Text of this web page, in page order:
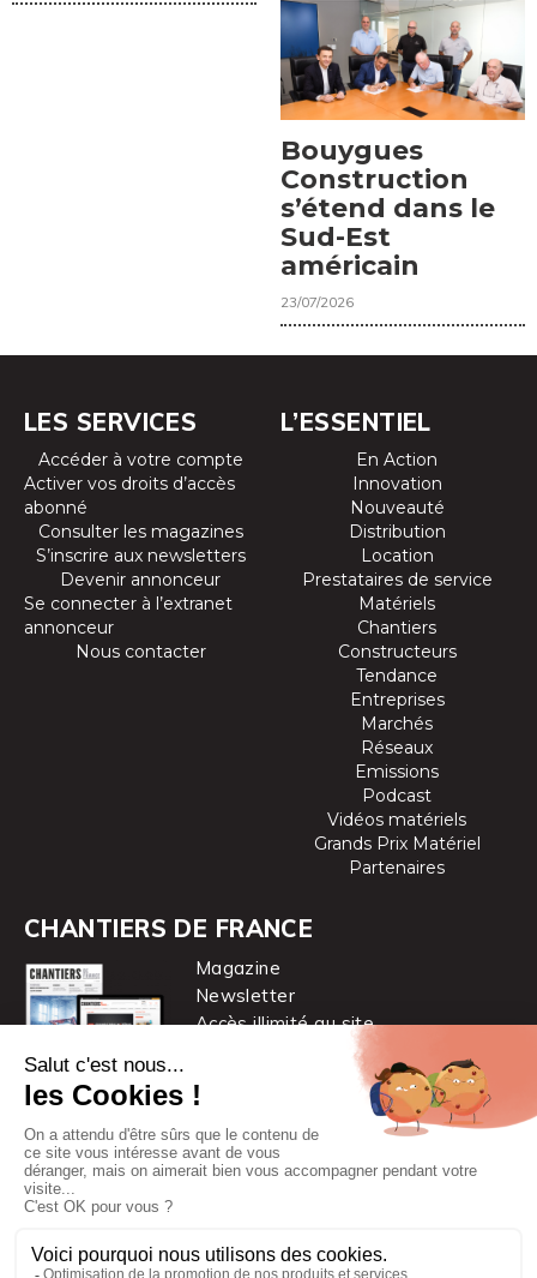
Bouygues
Construction
s’étend dans le
Sud-Est
américain
23/07/2026
LES SERVICES
Accéder à votre compte
Activer vos droits d’accès
abonné
Consulter les magazines
S’inscrire aux newsletters
Devenir annonceur
Se connecter à l’extranet
annonceur
Nous contacter
L’ESSENTIEL
En Action
Innovation
Nouveauté
Distribution
Location
Prestataires de service
Matériels
Chantiers
Constructeurs
Tendance
Entreprises
Marchés
Réseaux
Emissions
Podcast
Vidéos matériels
Grands Prix Matériel
Partenaires
CHANTIERS DE FRANCE
Magazine
Newsletter
Accès illimité au site
Chantiers de France est une marque